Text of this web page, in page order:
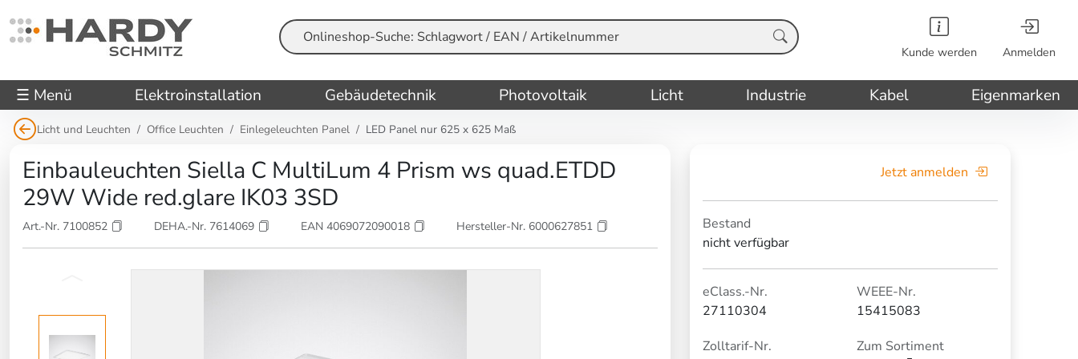
Suche Kunde werden Anmelden
☰ Menü Elektroinstallation Gebäudetechnik Photovoltaik Licht Industrie Kabel Eigenmarken
Licht und Leuchten Office Leuchten Einlegeleuchten Panel LED Panel nur 625 x 625 Maß
Einbauleuchten Siella C MultiLum 4 Prism ws quad.ETDD
29W Wide red.glare IK03 3SD
Art.-Nr. 7100852 DEHA.-Nr. 7614069 EAN 4069072090018 Hersteller-Nr. 6000627851
Jetzt anmelden
Bestand
nicht verfügbar
eClass.-Nr.
27110304
WEEE-Nr.
15415083
Zolltarif-Nr.
Zum Sortiment